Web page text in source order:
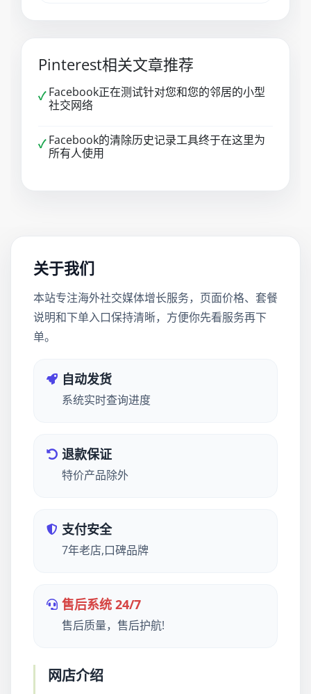
Pinterest相关文章推荐
✓ Facebook正在测试针对您和您的邻居的小型
社交网络
✓ Facebook的清除历史记录工具终于在这里为
所有人使用
关于我们
本站专注海外社交媒体增长服务，页面价格、套餐
说明和下单入口保持清晰，方便你先看服务再下
单。
自动发货
系统实时查询进度
退款保证
特价产品除外
支付安全
7年老店,口碑品牌
售后系统 24/7
售后质量，售后护航!
网店介绍